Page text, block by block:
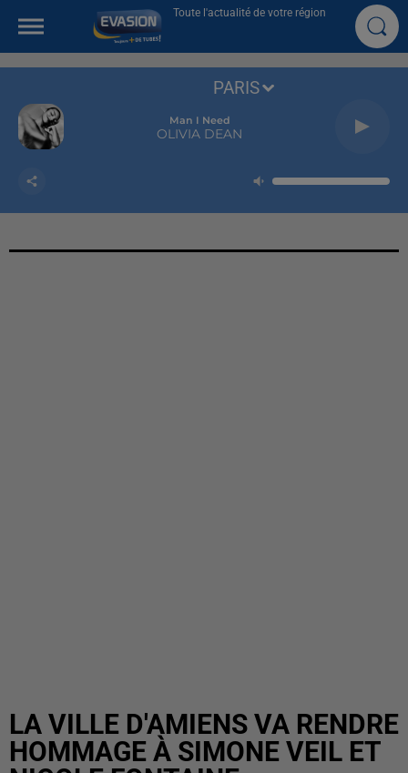
Toute l'actualité de votre région
Man I Need
OLIVIA DEAN
PARIS
LA VILLE D'AMIENS VA RENDRE
HOMMAGE À SIMONE VEIL ET